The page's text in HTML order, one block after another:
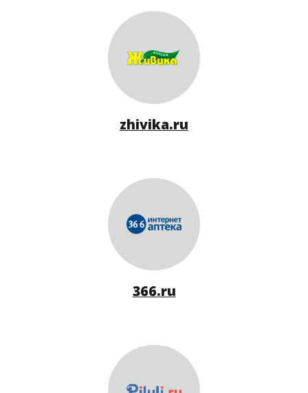
zhivika.ru
366.ru